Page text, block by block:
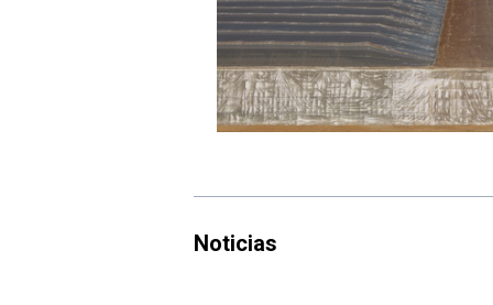
Noticias